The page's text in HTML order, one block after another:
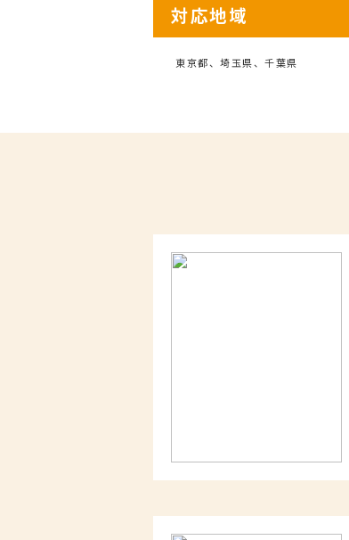
対応地域
東京都、埼玉県、千葉県